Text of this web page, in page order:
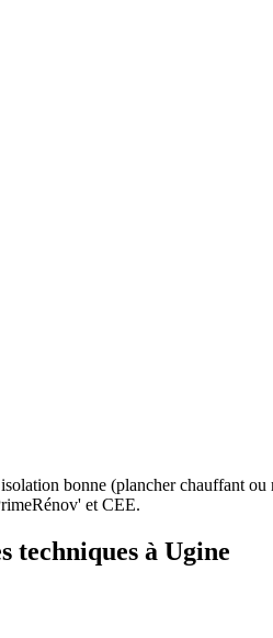
bonne (plancher chauffant ou
et CEE.
techniques à Ugine